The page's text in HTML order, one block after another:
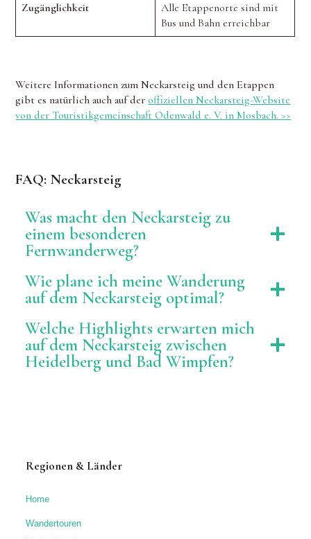
Zugänglichkeit
Alle Etappenorte sind mit
Bus und Bahn erreichbar
Weitere Informationen zum Neckarsteig und den Etappen
gibt es natürlich auch auf deroffiziellen Neckarsteig-Website
von der Touristikgemeinschaft Odenwald e. V. in Mosbach. >>
FAQ: Neckarsteig
Was macht den Neckarsteig zu
einem besonderen
Fernwanderweg?
Wie plane ich meine Wanderung
auf dem Neckarsteig optimal?
Welche Highlights erwarten mich
auf dem Neckarsteig zwischen
Heidelberg und Bad Wimpfen?
Regionen & Länder
Home
Wandertouren